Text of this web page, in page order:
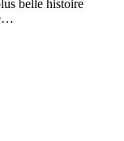
belle histoire
…